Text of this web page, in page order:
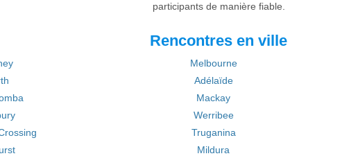
participants de manière fiable.
Rencontres en ville
Melbourne
Adélaïde
Mackay
Werribee
Truganina
Mildura